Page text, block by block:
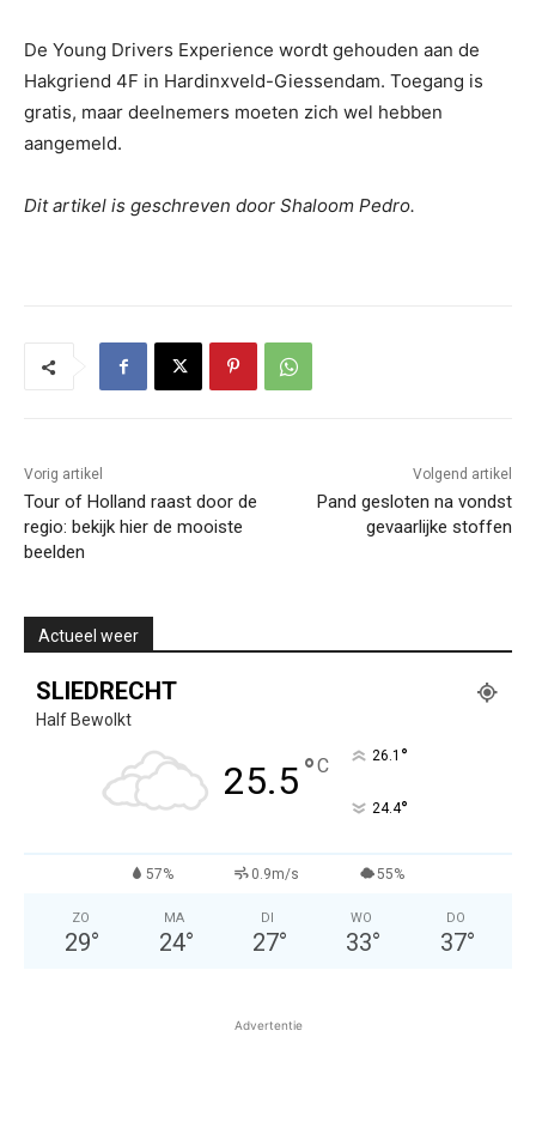
De Young Drivers Experience wordt gehouden aan de
Hakgriend 4F in Hardinxveld-Giessendam. Toegang is
gratis, maar deelnemers moeten zich wel hebben
aangemeld.
Dit artikel is geschreven door Shaloom Pedro.
Vorig artikel
Tour of Holland raast door de
regio: bekijk hier de mooiste
beelden
Volgend artikel
Pand gesloten na vondst
gevaarlijke stoffen
Actueel weer
SLIEDRECHT
Half Bewolkt
25.5°C 26.1 °
24.4°
57% 0.9m/s 55%
ZO
29°
MA
24°
DI
27°
WO
33°
DO
37°
Advertentie